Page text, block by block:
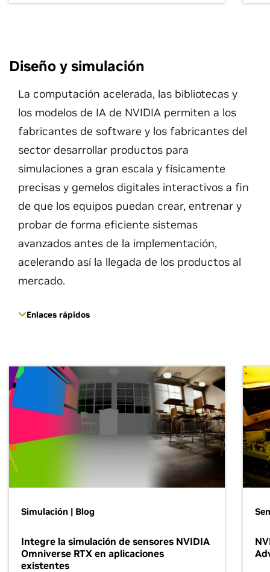
Diseño y simulación
La computación acelerada, las bibliotecas y
los modelos de IA de NVIDIA permiten a los
fabricantes de software y los fabricantes del
sector desarrollar productos para
simulaciones a gran escala y físicamente
precisas y gemelos digitales interactivos a fin
de que los equipos puedan crear, entrenar y
probar de forma eficiente sistemas
avanzados antes de la implementación,
acelerando así la llegada de los productos al
mercado.
Enlaces rápidos
Simulación | Blog
Integre la simulación de sensores NVIDIA
Omniverse RTX en aplicaciones
existentes